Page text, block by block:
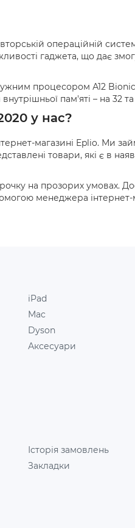
операційній
гаджета, що дає
процесором А12 Bionic
пам'яті – на 32 та
у нас?
магазині Eplio. Ми
товари, які є в
на прозорих умовах.
менеджера інтернет-
iPad
Mac
Dyson
Аксесуари
Історія замовлень
Закладки